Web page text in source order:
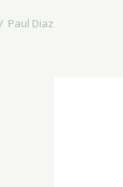
Paul Diaz